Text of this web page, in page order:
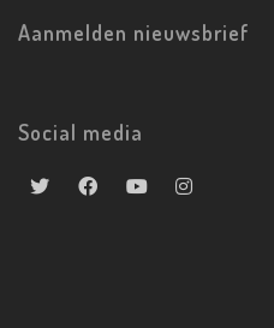
Aanmelden nieuwsbrief
Social media